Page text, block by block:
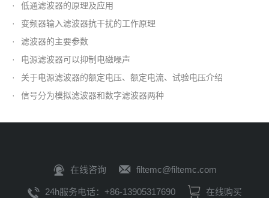
·
低通滤波器的原理及应用
·
变频器输入滤波器抗干扰的工作原理
·
滤波器的主要参数
·
电源滤波器可以抑制电磁噪声
·
关于电源滤波器的额定电压、额定电流、试验电压介绍
·
信号分为模拟滤波器和数字滤波器两种
在线咨询 filtemc@filtemc.com
24h服务电话：+86-13905317690 在线购买